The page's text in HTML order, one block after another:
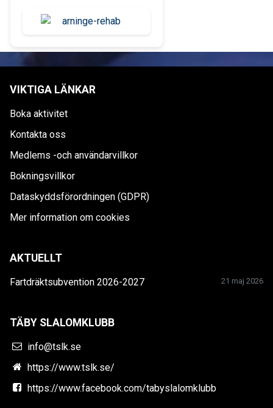
VIKTIGA LÄNKAR
Boka aktivitet
Kontakta oss
Medlems -och användarvillkor
Bokningsvillkor
Dataskyddsförordningen (GDPR)
Mer information om cookies
AKTUELLT
Fartdräktsubvention 2026-2027 21 maj 2026
TÄBY SLALOMKLUBB
info@tslk.se
https://www.tslk.se/
https://www.facebook.com/tabyslalomklubb